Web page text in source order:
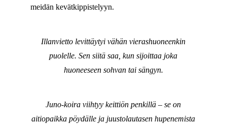
meidän kevätkippistelyyn.
Illanvietto levittäytyi vähän vierashuoneenkin
puolelle. Sen siitä saa, kun sijoittaa joka
huoneeseen sohvan tai sängyn.
Juno-koira viihtyy keittiön penkillä – se on
aitiopaikka pöydälle ja juustolautasen hupenemista